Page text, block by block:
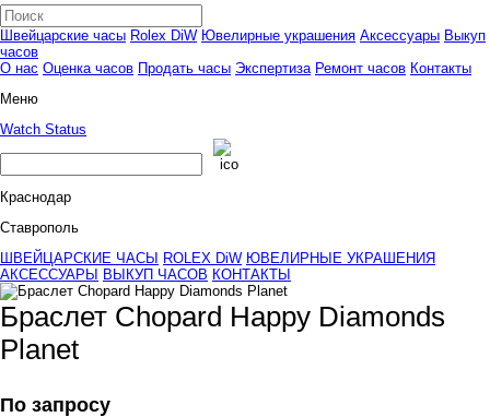
Швейцарские часы Rolex DiW Ювелирные украшения Аксессуары Выкуп
часов
О нас Оценка часов Продать часы Экспертиза Ремонт часов Контакты
Меню
Watch Status
Краснодар
Ставрополь
ШВЕЙЦАРСКИЕ ЧАСЫ
ROLEX DiW ЮВЕЛИРНЫЕ УКРАШЕНИЯ
АКСЕССУАРЫ
ВЫКУП ЧАСОВ КОНТАКТЫ
Браслет Chopard Happy Diamonds
Planet
По запросу